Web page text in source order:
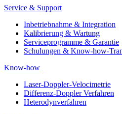
Service & Support
Inbetriebnahme & Integration
Kalibrierung & Wartung
Serviceprogramme & Garantie
Schulungen & Know-how-
Know-how
Laser-Doppler-Velocimetrie
Differenz-Doppler Verfahren
Heterodynverfahren